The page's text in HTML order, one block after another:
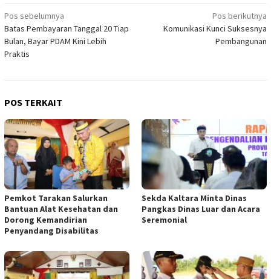
Navigasi
pos
Pos sebelumnya
Batas Pembayaran Tanggal 20 Tiap
Bulan, Bayar PDAM Kini Lebih
Praktis
Pos berikutnya
Komunikasi Kunci Suksesnya
Pembangunan
POS TERKAIT
Pemkot Tarakan Salurkan
Bantuan Alat Kesehatan dan
Dorong Kemandirian
Penyandang Disabilitas
Sekda Kaltara Minta Dinas
Pangkas Dinas Luar dan Acara
Seremonial